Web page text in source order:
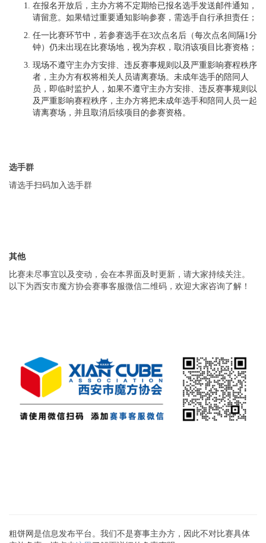
在报名开放后，主办方将不定期给已报名选手发送邮件通知，
请留意。如果错过重要通知影响参赛，需选手自行承担责任；
任一比赛环节中，若参赛选手在3次点名后（每次点名间隔1分
钟）仍未出现在比赛场地，视为弃权，取消该项目比赛资格；
现场不遵守主办方安排、违反赛事规则以及严重影响赛程秩序
者，主办方有权将相关人员请离赛场。未成年选手的陪同人
员，即临时监护人，如果不遵守主办方安排、违反赛事规则以
及严重影响赛程秩序，主办方将把未成年选手和陪同人员一起
请离赛场，并且取消后续项目的参赛资格。
选手群
请选手扫码加入选手群
其他
比赛未尽事宜以及变动，会在本界面及时更新，请大家持续关注。
以下为西安市魔方协会赛事客服微信二维码，欢迎大家咨询了解！
粗饼网是信息发布平台。我们不是赛事主办方，因此不对比赛具体